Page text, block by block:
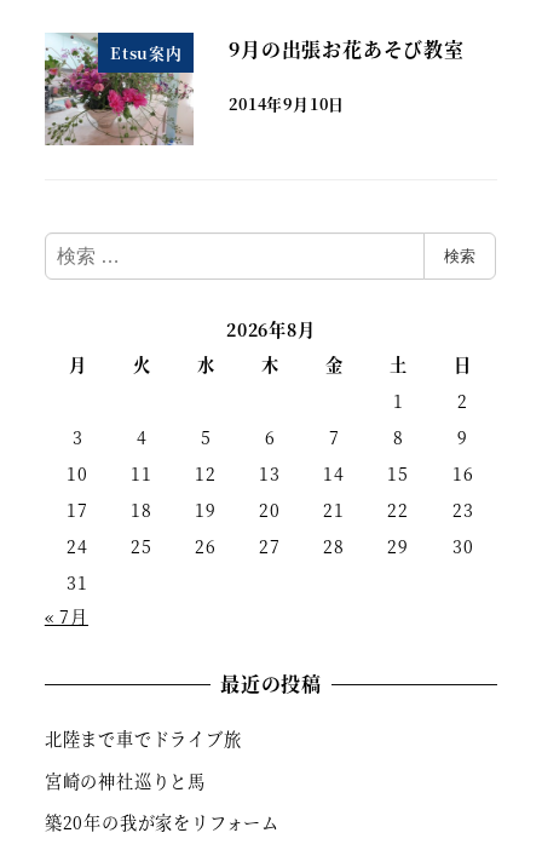
Etsu案内 9月の出張お花あそび教室
2014年9月10日
検
索
検索
2026年8月
月
火 水 木 金 土
日
1
2
3
4 5 6 7 8
9
10
11 12 13 14 15
16
17
18 19 20 21 22
23
24
25 26 27 28 29
30
31
« 7月
最近の投稿
北陸まで車でドライブ旅
宮崎の神社巡りと馬
築20年の我が家をリフォーム